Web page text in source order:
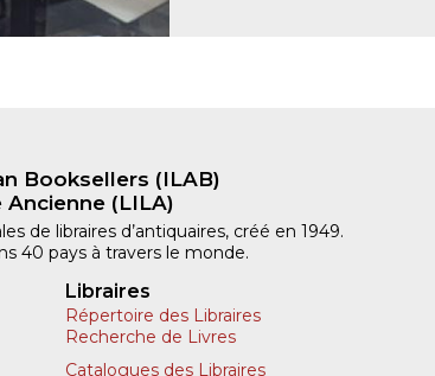
Booksellers (ILAB)
(LILA)
de libraires d’antiquaires, créé en 1949.
40 pays à travers le monde.
Libraires
Répertoire des Libraires
Recherche de Livres
Catalogues des Libraires